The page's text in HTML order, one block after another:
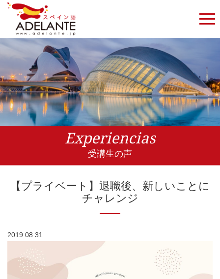
Experiencias
受講生の声
【プライベート】退職後、新しいことに
チャレンジ
2019.08.31